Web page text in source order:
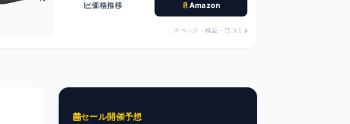
価格推移 Amazon
スペック・検証・口コミ
セール開催予想